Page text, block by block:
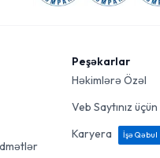
Peşəkarlar
Həkimlərə Özəl
Veb Saytınız üçün
Karyera
İşə Qəbul